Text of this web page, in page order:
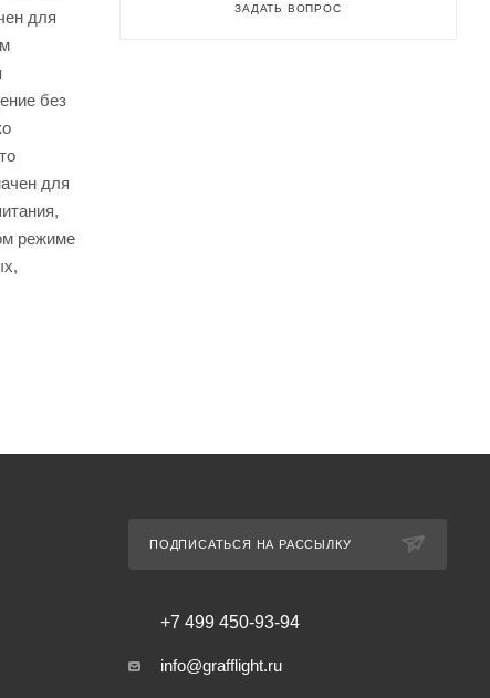
для
без
для
режиме
ЗАДАТЬ ВОПРОС
ПОДПИСАТЬСЯ НА РАССЫЛКУ
+7 499 450-93-94
info@grafflight.ru